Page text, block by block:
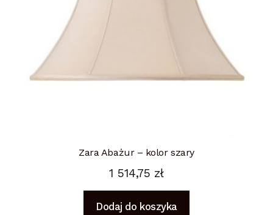
Zara Abażur – kolor szary
1 514,75 zł
Dodaj do koszyka